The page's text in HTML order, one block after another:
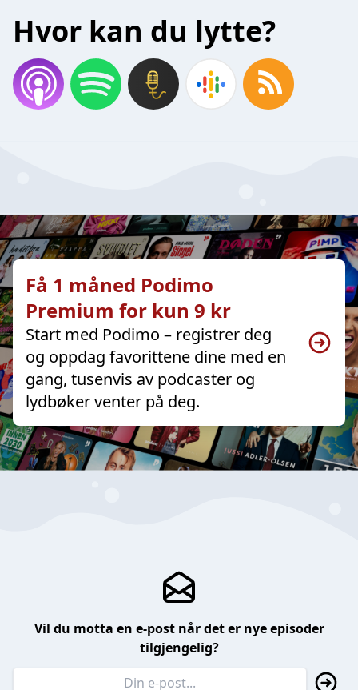
Hvor kan du lytte?
Få 1 måned Podimo
Premium for kun 9 kr
Start med Podimo – registrer deg
og oppdag favorittene dine med en
gang, tusenvis av podcaster og
lydbøker venter på deg.
Vil du motta en e-post når det er nye episoder
tilgjengelig?